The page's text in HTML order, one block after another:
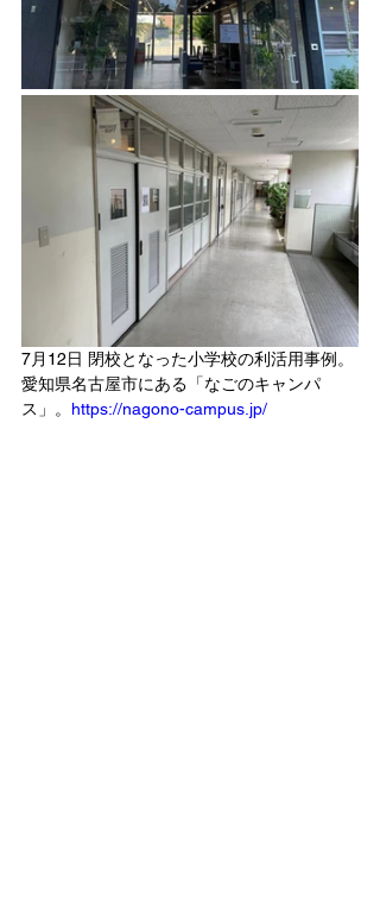
7月12日 閉校となった小学校の利活用事例。
愛知県名古屋市にある「なごのキャンパ
ス」。 https://nagono-campus.jp/